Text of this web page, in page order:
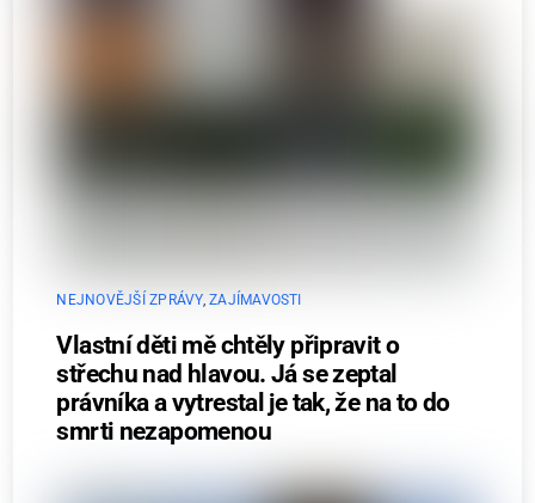
NEJNOVĚJŠÍ ZPRÁVY,ZAJÍMAVOSTI
Vlastní děti mě chtěly připravit o
střechu nad hlavou. Já se zeptal
právníka a vytrestal je tak, že na to do
smrti nezapomenou